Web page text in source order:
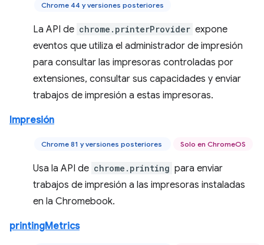
Chrome 44 y versiones posteriores
La API de chrome.printerProvider expone
eventos que utiliza el administrador de impresión
para consultar las impresoras controladas por
extensiones, consultar sus capacidades y enviar
trabajos de impresión a estas impresoras.
Impresión
Chrome 81 y versiones posteriores Solo en ChromeOS
Usa la API de chrome.printing para enviar
trabajos de impresión a las impresoras instaladas
en la Chromebook.
printingMetrics